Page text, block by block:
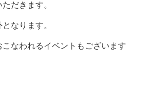
だきます。
なります。
なわれるイベントもございます